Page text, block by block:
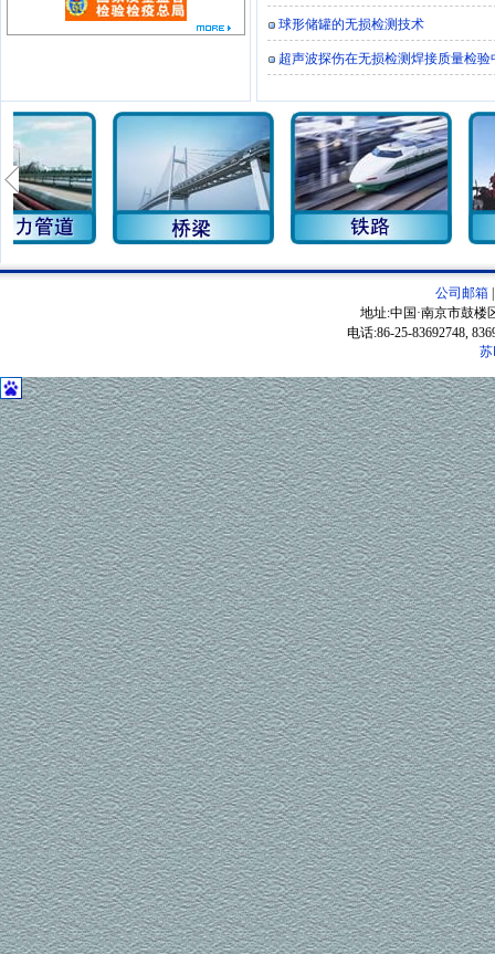
收用户反馈并持续改进系统，让用户
保证了七星无
大学等著名高校保持长期的技术合作
关系,在超声自动化探伤成套系统和超
声成像方面均有较深研究。在知识产
权保护方面已申请多个专利，并在行
业中率先取得《国家制造计量器具许
可证》。
七星是国内最早通过ISO9001质
强大的生产能力和严格的控制管理，
七星可以保证产品的质量得到有效控
制，并在发展中持续改进产品质量。
其产品由劳动部锅检中心及电力部热
工研究院监制，是化工部定点生产企
业。上海、江苏、湖北、广东、陕
西、河南、西安、重庆等众多省市锅
炉压力容器无损检测人员资格考核委
员会指定培训、考核专用仪器。七星
稳定优质的产品得到客户的普遍赞
誉，于97年被南京市质量技术监督局
评为“质量信得过单位”。
作为中国领先的数字式超声波探
伤仪制造商，七星提供端到端解决方
案和优质服务。“以客户为中心”和“以
服务为先导”是公司市场开拓的核心和
关键。公司所有的销售工程师以团队
销售模式面向客户，推广七星的产品
和服务，目前七星产品已进入中国大
陆的所有省市和自治区。
立足中国，放眼世界。七星在做
好国内市场的同时，积极拓展海外市
场。早在1997年，公司就萌发了把产
品推向国际市场的战略构想，“十年磨
一剑”，目前公司所生产英文版本仪器
已成功进入印度、丹麦、蒙古、越南
等国际市场，是同行业中实践“走出
去”战略的标杆企业。
球形储罐的无损检测技术
超声波探伤在无损检测焊接质量检验
公司邮箱
地址:中国·南京市鼓
电话:86-25-83692748,